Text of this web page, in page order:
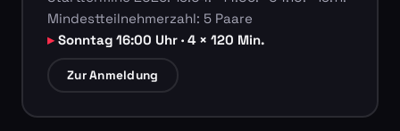
Mindestteilnehmerzahl: 5 Paare
Sonntag 16:00 Uhr · 4 × 120 Min.
Zur Anmeldung